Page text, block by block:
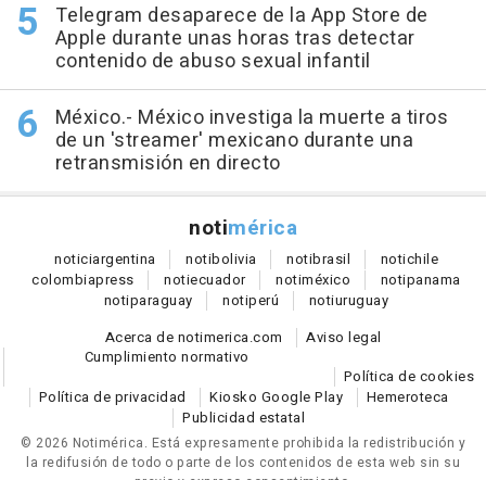
Telegram desaparece de la App Store de
Apple durante unas horas tras detectar
contenido de abuso sexual infantil
México.- México investiga la muerte a tiros
de un 'streamer' mexicano durante una
retransmisión en directo
notimérica
noticiargentina notibolivia notibrasil notichile
colombiapress notiecuador notiméxico notipanama
notiparaguay notiperú notiuruguay
Acerca de notimerica.com
Aviso legal
Cumplimiento normativo
Política de cookies
Política de privacidad
Kiosko Google Play
Hemeroteca
Publicidad estatal
© 2026 Notimérica. Está expresamente prohibida la redistribución y
la redifusión de todo o parte de los contenidos de esta web sin su